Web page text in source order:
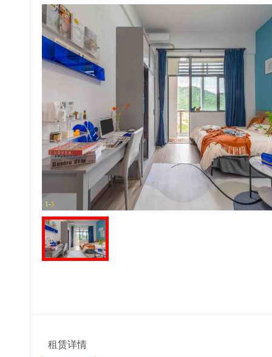
1-1
租赁详情